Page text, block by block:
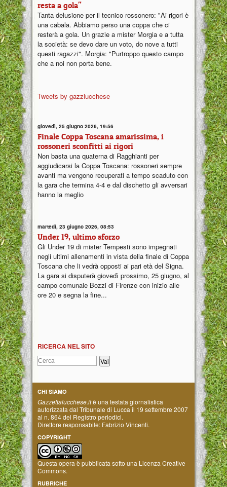
resta a gola"
Tanta delusione per il tecnico rossonero: "Ai rigori è
una cabala. Abbiamo perso una coppa che ci
resterà a gola. Un grazie a mister Morgia e a tutta
la società: se devo dare un voto, do nove a tutti
questi ragazzi". Morgia: "Purtroppo questo campo
che a noi non porta bene.
Tweets by gazzlucchese
giovedì, 25 giugno 2026, 19:56
Finale Coppa Toscana amarissima, i
rossoneri sconfitti ai rigori
Non basta una quaterna di Ragghianti per
aggiudicarsi la Coppa Toscana: rossoneri sempre
avanti ma vengono recuperati a tempo scaduto con
la gara che termina 4-4 e dal dischetto gli avversari
hanno la meglio
martedì, 23 giugno 2026, 08:53
Under 19, ultimo sforzo
Gli Under 19 di mister Tempesti sono impegnati
negli ultimi allenamenti in vista della finale di Coppa
Toscana che li vedrà opposti ai pari età del Signa.
La gara si disputerà giovedì prossimo, 25 giugno, al
campo comunale Bozzi di Firenze con inizio alle
ore 20 e segna la fine...
RICERCA NEL SITO
CHI SIAMO
Gazzettalucchese.itè una testata giornalistica
autorizzata dal Tribunale di Lucca il 19 settembre 2007
al n. 864 del Registro periodici.
Direttore responsabile: Fabrizio Vincenti.
COPYRIGHT
Questa opera è pubblicata sotto una Licenza Creative
Commons.
RUBRICHE